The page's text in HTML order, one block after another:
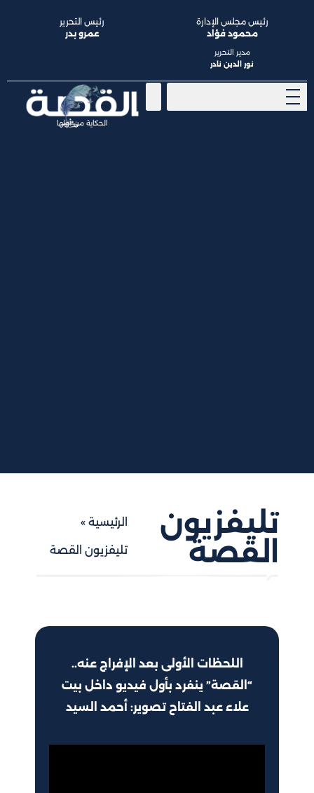
الحكاية من أولها
رئيس مجلس الإدارة
محمود فؤاد
مدير التحرير
نور الدين نادر
رئيس التحرير
عمرو بدر
تليفزيون
القصة
الرئيسية »
تليفزيون القصة
اللحظات الأولى بعد الإفراج عنه..
“القصة” ينفرد بأول فيديو داخل بيت
علاء عبد الفتاح تصوير: أحمد السيد